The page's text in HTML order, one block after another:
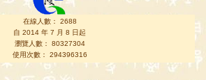
在線人數： 2688
自 2014 年 7 月 8 日起
瀏覽人數： 80327304
使用次數： 294396316